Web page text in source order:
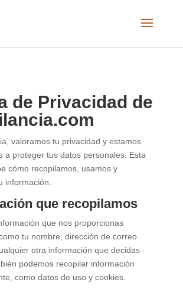
de Privacidad de
valoramos tu privacidad y estamos
a proteger tus datos personales. Esta
cómo recopilamos, usamos y
información.
que recopilamos
que nos proporcionas
tu nombre, dirección de correo
otra información que decidas
podemos recopilar información
como datos de uso y cookies.